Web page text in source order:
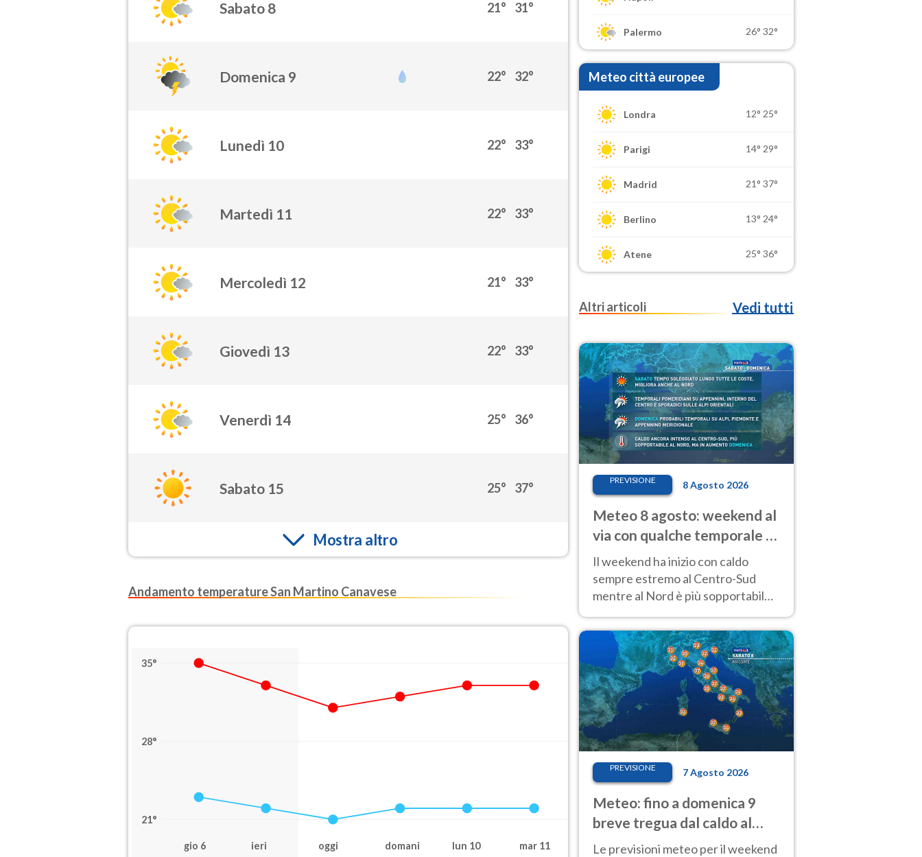
Sabato 8 21° 31°
Domenica 9 22° 32°
Lunedì 10 22° 33°
Martedì 11 22° 33°
Mercoledì 12 21° 33°
Giovedì 13 22° 33°
Venerdì 14 25° 36°
Sabato 15 25° 37°
Mostra altro
Andamento temperature San Martino Canavese
35°
28°
21°
gio 6 ieri oggi domani lun 10 mar 11
Palermo 26° 32°
Meteo città europee
Londra 12° 25°
Parigi 14° 29°
Madrid 21° 37°
Berlino 13° 24°
Atene 25° 36°
Altri articoli Vedi tutti
PREVISIONE 8 Agosto 2026
Meteo 8 agosto: weekend al
via con qualche temporale e
caldo estremo al Centro-Sud
Il weekend ha inizio con caldo
sempre estremo al Centro-Sud
mentre al Nord è più sopportabile
calore sui rilievi.
PREVISIONE 7 Agosto 2026
Meteo: fino a domenica 9
breve tregua dal caldo al
Nord! Altrove calura e afa
Le previsioni meteo per il weekend